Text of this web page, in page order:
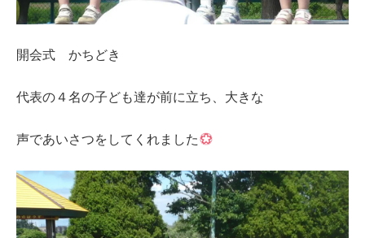
開会式 かちどき
代表の４名の子ども達が前に立ち、大きな
声であいさつをしてくれました